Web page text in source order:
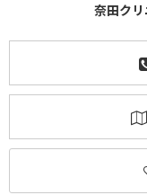
奈田ク